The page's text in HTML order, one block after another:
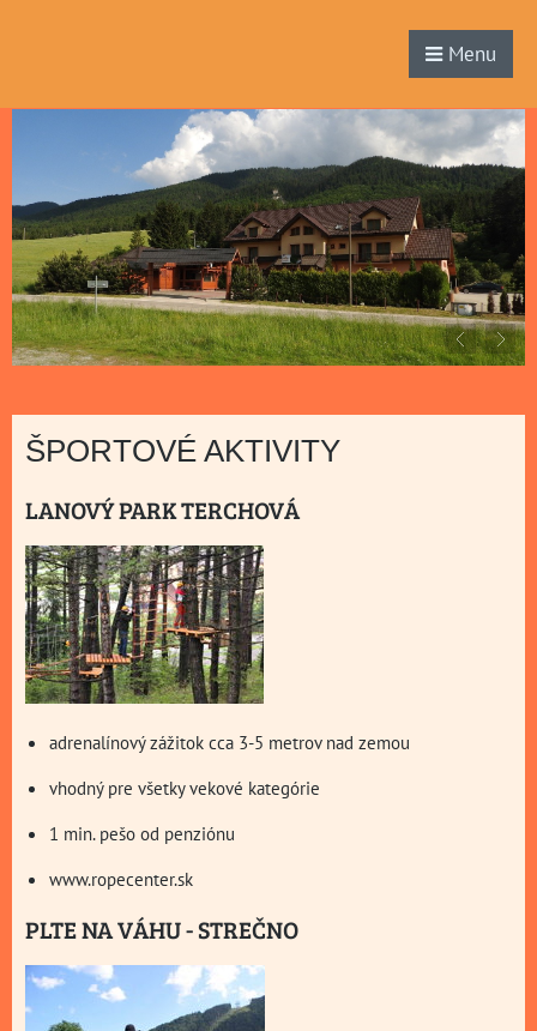
Menu
ŠPORTOVÉ AKTIVITY
LANOVÝ PARK TERCHOVÁ
adrenalínový zážitok cca 3-5 metrov nad zemou
vhodný pre všetky vekové kategórie
1 min. pešo od penziónu
www.ropecenter.sk
PLTE NA VÁHU - STREČNO